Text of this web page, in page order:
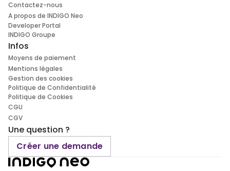
Contactez-nous
A propos de INDIGO Neo
Developer Portal
INDIGO Groupe
Infos
Moyens de paiement
Mentions légales
Gestion des cookies
Politique de Confidentialité
Politique de Cookies
CGU
CGV
Une question ?
Créer une demande